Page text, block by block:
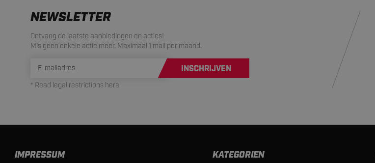
NEWSLETTER
Ontvang de laatste aanbiedingen en acties!
Mis geen enkele actie meer. Maximaal 1 mail per maand.
INSCHRIJVEN
* Read legal restrictions here
IMPRESSUM KATEGORIEN